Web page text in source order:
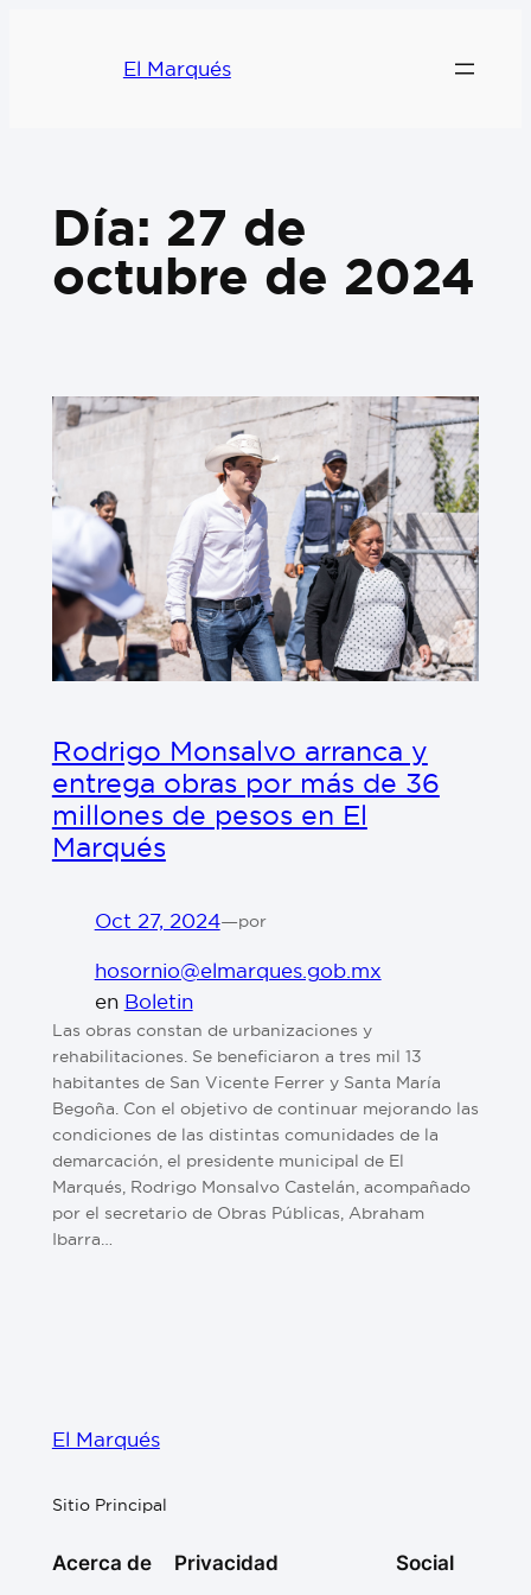
El Marqués
Día: 27 de
octubre de 2024
Rodrigo Monsalvo arranca y
entrega obras por más de 36
millones de pesos en El
Marqués
Oct 27, 2024—por
hosornio@elmarques.gob.mx
en Boletin
⁠⁠Las obras constan de urbanizaciones y
rehabilitaciones. ⁠Se beneficiaron a tres mil 13
habitantes de San Vicente Ferrer y Santa María
Begoña. Con el objetivo de continuar mejorando las
condiciones de las distintas comunidades de la
demarcación, el presidente municipal de El
Marqués, Rodrigo Monsalvo Castelán, acompañado
por el secretario de Obras Públicas, Abraham
Ibarra…
El Marqués
Sitio Principal
Acerca de Privacidad Social